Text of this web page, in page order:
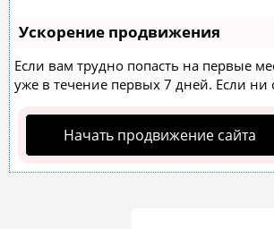
Ускорение продвижения
Если вам трудно попасть на первые
уже в течение первых 7 дней. Если ни
Начать продвижение сайта